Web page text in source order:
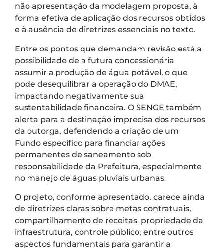
não apresentação da modelagem proposta, à
forma efetiva de aplicação dos recursos obtidos
e à ausência de diretrizes essenciais no texto.
Entre os pontos que demandam revisão está a
possibilidade de a futura concessionária
assumir a produção de água potável, o que
pode desequilibrar a operação do DMAE,
impactando negativamente sua
sustentabilidade financeira. O SENGE também
alerta para a destinação imprecisa dos recursos
da outorga, defendendo a criação de um
Fundo específico para financiar ações
permanentes de saneamento sob
responsabilidade da Prefeitura, especialmente
no manejo de águas pluviais urbanas.
O projeto, conforme apresentado, carece ainda
de diretrizes claras sobre metas contratuais,
compartilhamento de receitas, propriedade da
infraestrutura, controle público, entre outros
aspectos fundamentais para garantir a